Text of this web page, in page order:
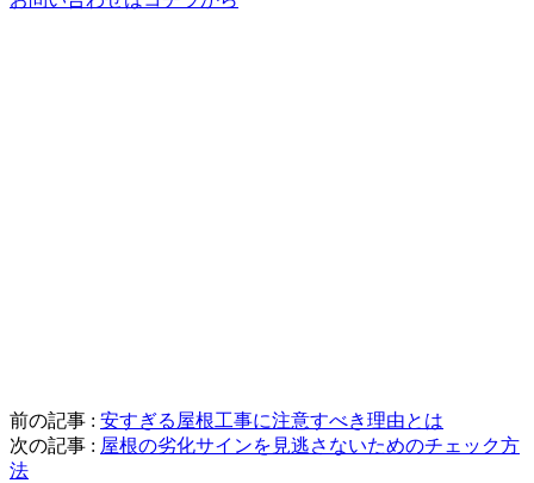
前の記事 : 安すぎる屋根工事に注意すべき理由とは
次の記事 : 屋根の劣化サインを見逃さないためのチェック方
法